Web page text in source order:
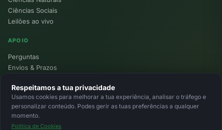
Ciências Sociais
Leilões ao vivo
APOIO
Perguntas
Envios & Prazos
Devoluções
Minha Conta
© 2026 Ecolivros. Todos os direitos reservados.
Respeitamos a tua privacidade
Usamos cookies para melhorar a tua experiência, analisar o tráfego e
personalizar conteúdo. Podes gerir as tuas preferências a qualquer
momento.
Política de Cookies